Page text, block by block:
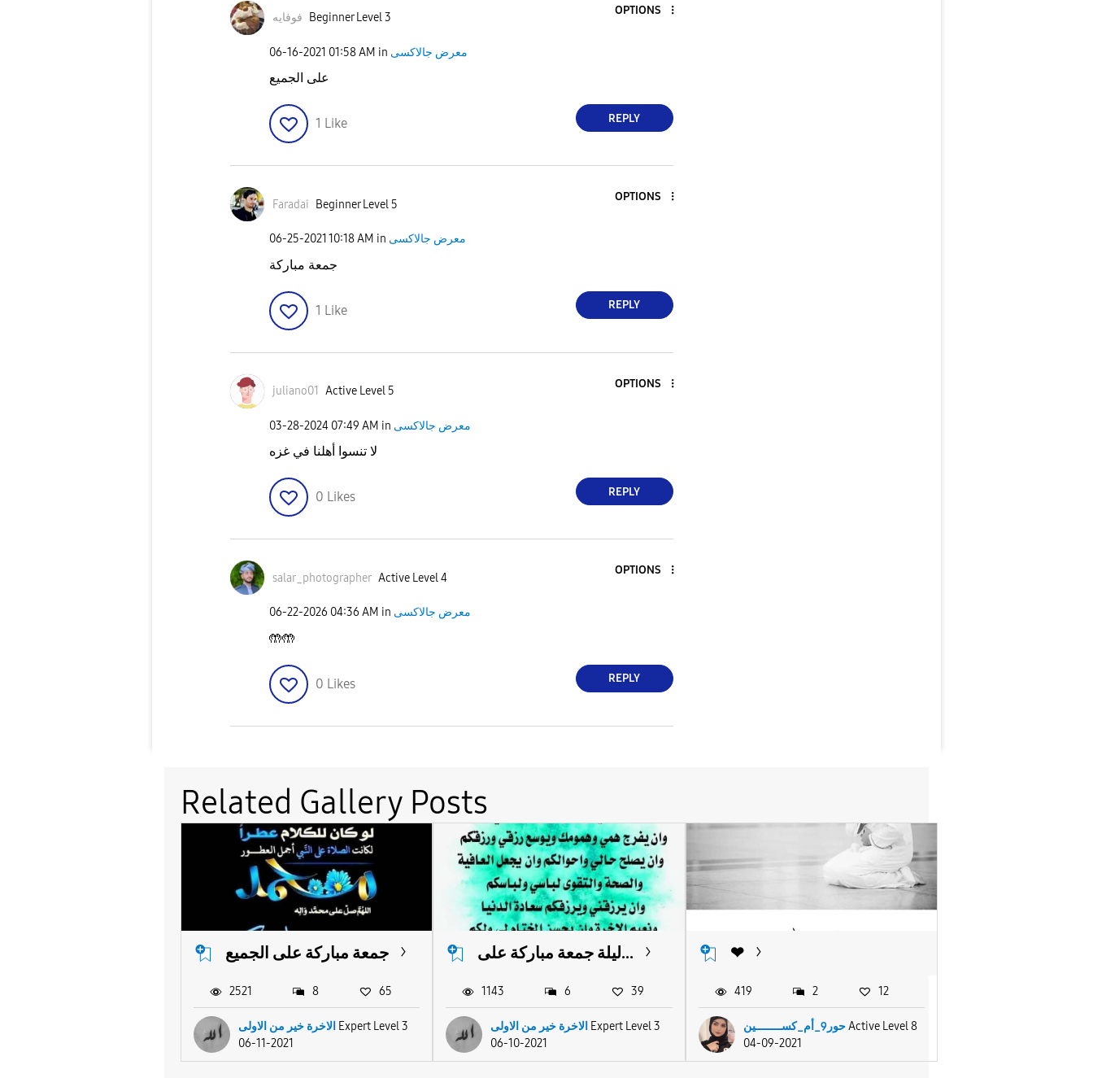
فوفايه Beginner Level 3
OPTIONS
‎06-16-2021 01:58 AM in معرض جالاكسى
على الجميع
1 Like REPLY
Faradai Beginner Level 5
OPTIONS
‎06-25-2021 10:18 AM in معرض جالاكسى
جمعة مباركة
1 Like REPLY
juliano01 Active Level 5
OPTIONS
‎03-28-2024 07:49 AM in معرض جالاكسى
لا تنسوا أهلنا في غزه
0 Likes REPLY
salar_photographer Active Level 4
OPTIONS
‎06-22-2026 04:36 AM in معرض جالاكسى
🤲🤲
0 Likes REPLY
Related Gallery Posts
جمعة مباركة على الجميع
الاخرة خير من الاولى Expert Level 3
06-11-2021
2521 8 65
ليلة جمعة مباركة على...
الاخرة خير من الاولى Expert Level 3
06-10-2021
1143 6 39
❤
حور9_أم_كســــــــينActive Level 8
04-09-2021
419 2 12